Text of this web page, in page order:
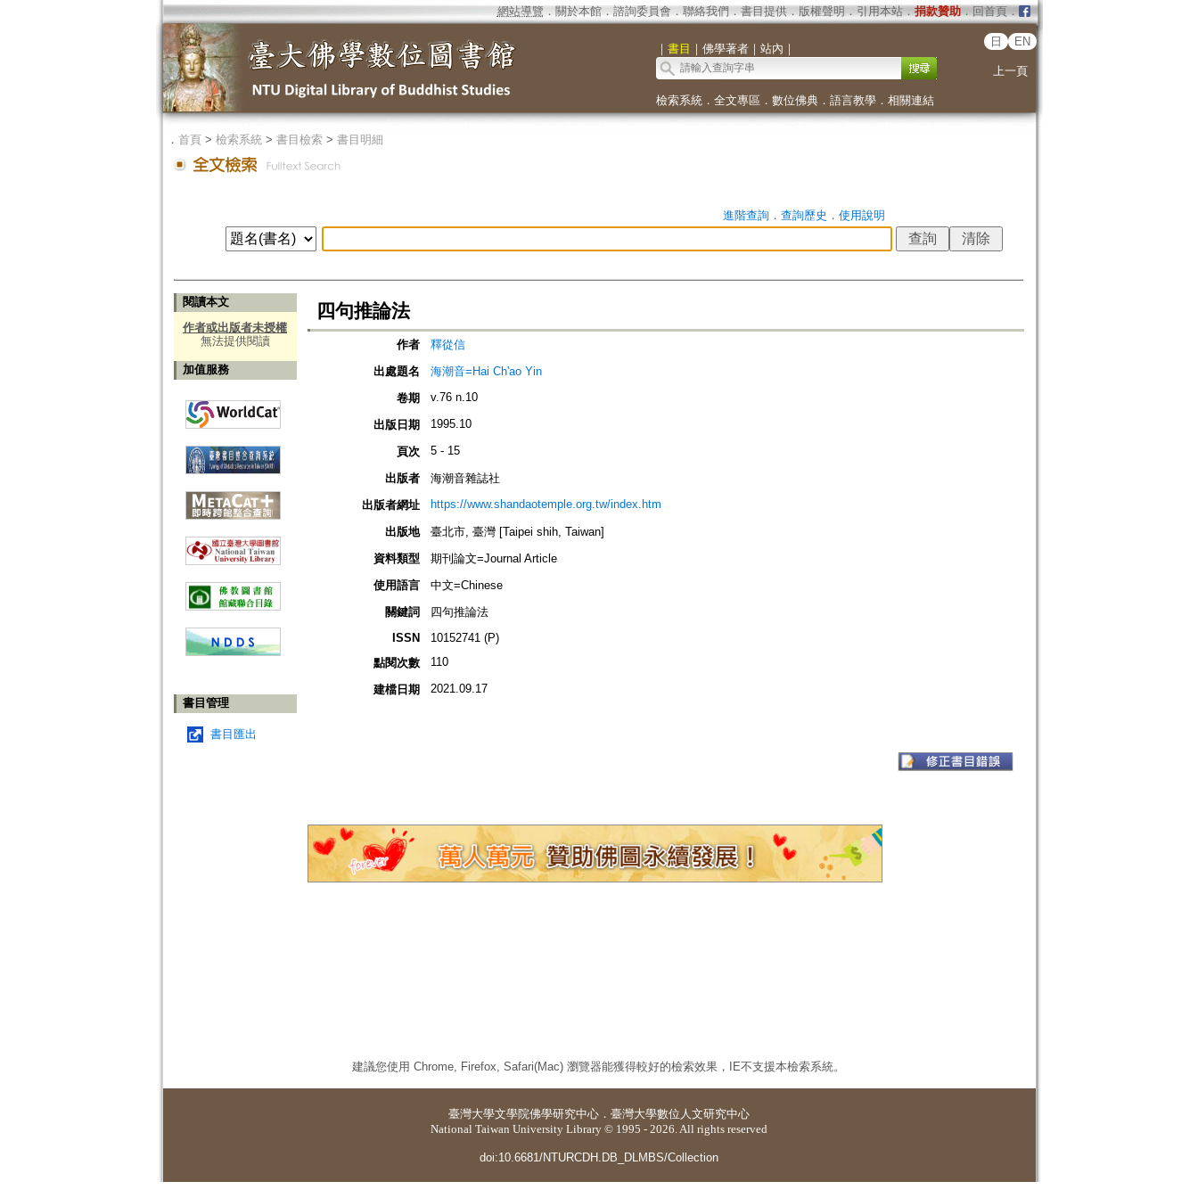
網站導覽 ． 關於本館． 諮詢委員會． 聯絡我們 ． 書目提供． 版權聲明 ． 引用本站． 捐款贊助．回首頁．
｜ 書目 ｜ 佛學著者｜ 站內 ｜
日 EN
上一頁
檢索系統． 全文專區 ． 數位佛典． 語言教學． 相關連結
． 首頁> 檢索系統> 書目檢索> 書目明細
進階查詢． 查詢歷史 ． 使用說明
閱讀本文
作者或出版者未授權
無法提供閱讀
加值服務
書目管理
書目匯出
四句推論法
作者
釋從信
出處題名
海潮音=Hai Ch'ao Yin
卷期
v.76 n.10
出版日期 1995.10
頁次 5 - 15
出版者
海潮音雜誌社
出版者網址
https://www.shandaotemple.org.tw/index.htm
出版地
臺北市, 臺灣 [Taipei shih, Taiwan]
資料類型
期刊論文=Journal Article
使用語言
中文=Chinese
關鍵詞
四句推論法
ISSN
10152741 (P)
點閱次數
110
建檔日期 2021.09.17
建議您使用 Chrome, Firefox, Safari(Mac) 瀏覽器能獲得較好的檢索效果，IE不支援本檢索系統。
臺灣大學文學院佛學研究中心 ． 臺灣大學數位人文研究中心
National Taiwan University Library © 1995 - 2026. All rights reserved
doi:10.6681/NTURCDH.DB_DLMBS/Collection